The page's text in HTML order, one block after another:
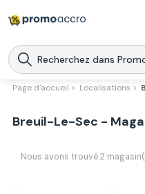
Magasins
Produits
Promoaccro
Page d'accueil > Localisations >
Breuil-Le-Sec -
Nous avons trouvé 2